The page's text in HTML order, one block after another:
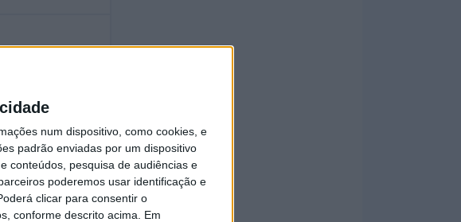
num dispositivo, como cookies, e
padrão enviadas por um dispositivo
conteúdos, pesquisa de audiências e
poderemos usar identificação e
clicar para consentir o
conforme descrito acima. Em
CANAIS DE TV
5
RIVAIS
MÁXIMO
1
Utd